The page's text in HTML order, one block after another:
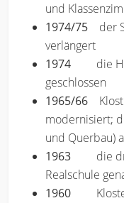
und
1974/75 der
verlängert
1974 die
geschlossen
1965/66
modernisiert;
und Querbau)
1963 die
Realschule
1960